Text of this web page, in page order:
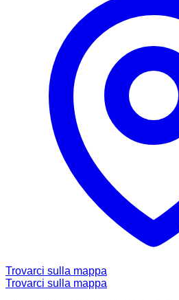
Trovarci sulla mappa
Trovarci sulla mappa